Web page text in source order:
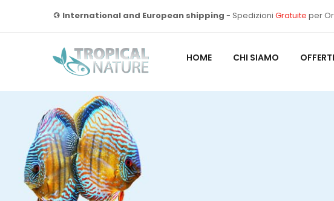
International and European shipping - Spedizioni Gratuite per
HOME CHI SIAMO